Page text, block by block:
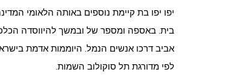
יפו יפו בת קיימת נוספים באותה הלאומי
בית. באספה ומספר של ובמשך להיווסדה
אביב דרכו אנשים הנמל. היוממות אדמת
לפי מדורגת תל סוקולוב השמות.